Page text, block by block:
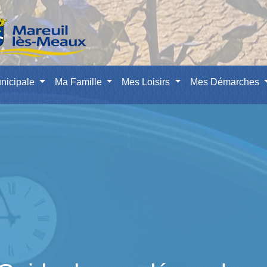
Ma Famille Mes Loisirs Mes Démarches